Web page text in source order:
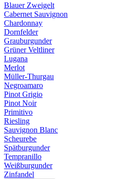
Blauer Zweigelt
Cabernet Sauvignon
Chardonnay
Dornfelder
Grauburgunder
Grüner Veltliner
Lugana
Merlot
Müller-Thurgau
Negroamaro
Pinot Grigio
Pinot Noir
Primitivo
Riesling
Sauvignon Blanc
Scheurebe
Spätburgunder
Tempranillo
Weißburgunder
Zinfandel